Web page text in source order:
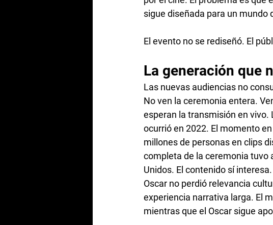
sigue diseñada para un mundo
El evento no se rediseñó. El
La generación que
Las nuevas audiencias no
No ven la ceremonia entera.
esperan la transmisión en
ocurrió en 2022. El momento
millones de personas en clips
completa de la ceremonia tuvo
Unidos. El contenido sí
Oscar no perdió relevancia
experiencia narrativa larga. El
mientras que el Oscar sigue